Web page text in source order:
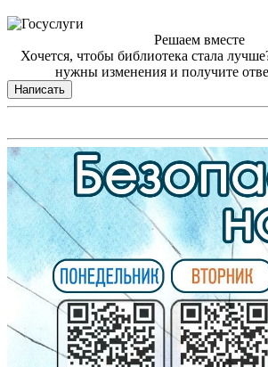
Решаем вместе
Хочется, чтобы библиотека стала
нужны изменения и получите
Написать